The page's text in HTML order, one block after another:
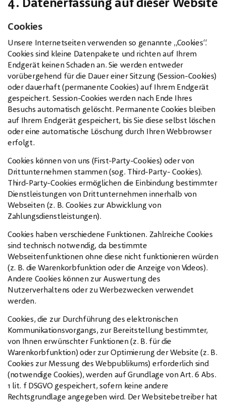
4. Datenerfassung auf dieser Website
Cookies
Unsere Internetseiten verwenden so genannte „Cookies“.
Cookies sind kleine Datenpakete und richten auf Ihrem
Endgerät keinen Schaden an. Sie werden entweder
vorübergehend für die Dauer einer Sitzung (Session-Cookies)
oder dauerhaft (permanente Cookies) auf Ihrem Endgerät
gespeichert. Session-Cookies werden nach Ende Ihres
Besuchs automatisch gelöscht. Permanente Cookies bleiben
auf Ihrem Endgerät gespeichert, bis Sie diese selbst löschen
oder eine automatische Löschung durch Ihren Webbrowser
erfolgt.
Cookies können von uns (First-Party-Cookies) oder von
Drittunternehmen stammen (sog. Third-Party- Cookies).
Third-Party-Cookies ermöglichen die Einbindung bestimmter
Dienstleistungen von Drittunternehmen innerhalb von
Webseiten (z. B. Cookies zur Abwicklung von
Zahlungsdienstleistungen).
Cookies haben verschiedene Funktionen. Zahlreiche Cookies
sind technisch notwendig, da bestimmte
Webseitenfunktionen ohne diese nicht funktionieren würden
(z. B. die Warenkorbfunktion oder die Anzeige von Videos).
Andere Cookies können zur Auswertung des
Nutzerverhaltens oder zu Werbezwecken verwendet
werden.
Cookies, die zur Durchführung des elektronischen
Kommunikationsvorgangs, zur Bereitstellung bestimmter,
von Ihnen erwünschter Funktionen (z. B. für die
Warenkorbfunktion) oder zur Optimierung der Website (z. B.
Cookies zur Messung des Webpublikums) erforderlich sind
(notwendige Cookies), werden auf Grundlage von Art. 6 Abs.
1 lit. f DSGVO gespeichert, sofern keine andere
Rechtsgrundlage angegeben wird. Der Websitebetreiber hat